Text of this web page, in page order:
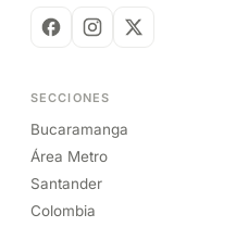
SECCIONES
Bucaramanga
Área Metro
Santander
Colombia